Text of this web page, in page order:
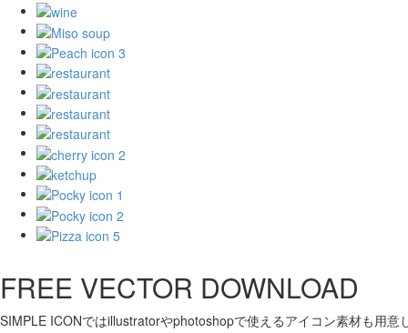
FREE VECTOR DOWNLOAD
SIMPLE ICONではillustratorやphotoshopで使えるアイコン素材も用意